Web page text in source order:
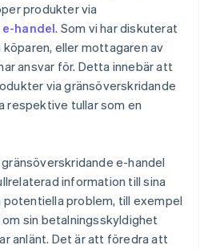
produkter via
handel. Som vi har diskuterat
eller mottagaren av
ansvar för. Detta innebär att
via gränsöverskridande
respektive tullar som en
e-handel
information till sina
problem, till exempel
sin betalningsskyldighet
anlänt. Det är att föredra att